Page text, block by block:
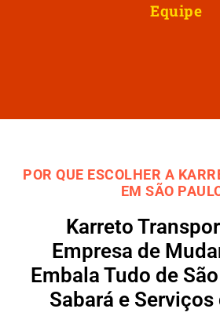
Equipe
POR QUE ESCOLHER A
EM SÃO
Karreto
Empresa de
Embala Tudo de
Sabará e Serviços